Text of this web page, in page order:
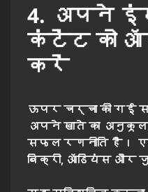
4. अपने
कंटेंट को
करें
ऊपर चर्चा की गई
अपने खाते का
सफल रणनीति है।
बिक्री, ऑडियंस और